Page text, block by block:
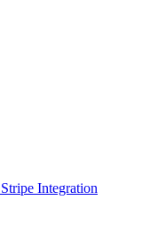
Stripe Integration